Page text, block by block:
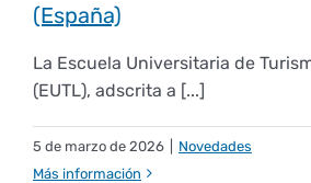
(España)
La Escuela Universitaria de
(EUTL), adscrita a [...]
5 de marzo de 2026
Novedades
Más información